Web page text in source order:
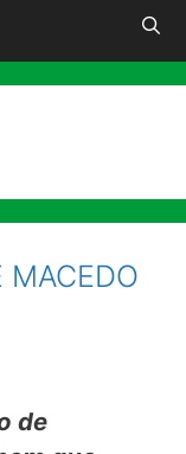
MACEDO
de